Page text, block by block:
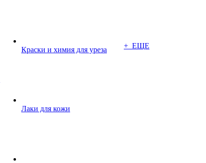
Краски и химия для уреза
Лаки для кожи
+ ЕЩЕ